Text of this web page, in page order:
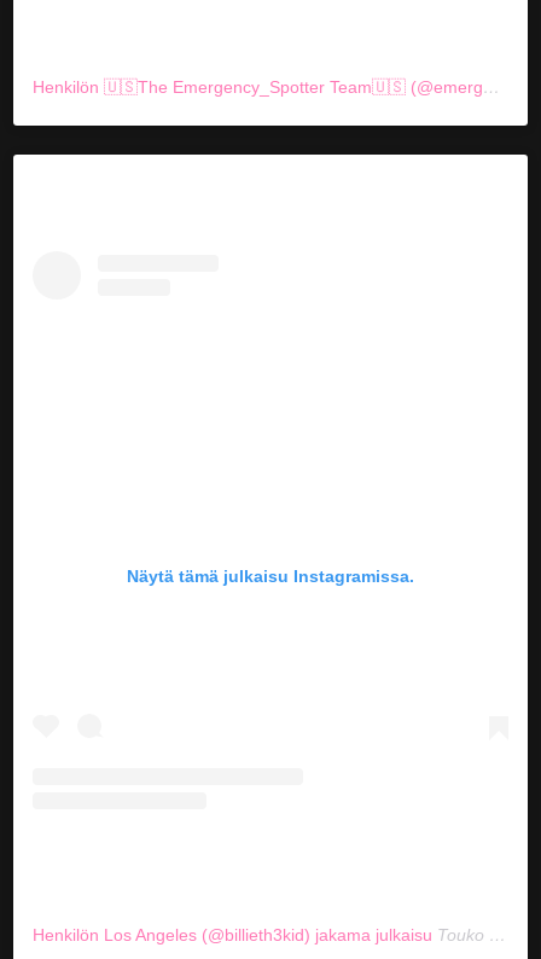
Henkilön 🇺🇸The Emergency_Spotter Team🇺🇸 (@emergency_spotter) jakama julkaisu
Näytä tämä julkaisu Instagramissa.
Henkilön Los Angeles (@billieth3kid) jakama julkaisu Touko 31, 2020 kello 4.38 PDT